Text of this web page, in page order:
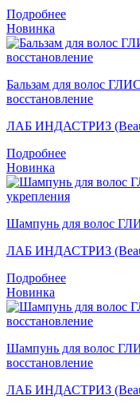
Подробнее
Новинка
Бальзам для волос
восстановление
ЛАБ ИНДАСТРИЗ
Подробнее
Новинка
Шампунь для волос
ЛАБ ИНДАСТРИЗ
Подробнее
Новинка
Шампунь для волос
восстановление
ЛАБ ИНДАСТРИЗ